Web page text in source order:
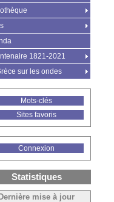
1821-2021
sur les ondes
Mots-clés
Sites favoris
Connexion
Statistiques
Dernière mise à jour